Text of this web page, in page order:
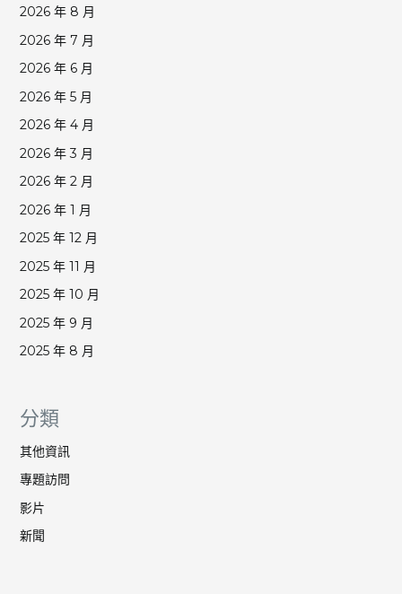
2026 年 8 月
2026 年 7 月
2026 年 6 月
2026 年 5 月
2026 年 4 月
2026 年 3 月
2026 年 2 月
2026 年 1 月
2025 年 12 月
2025 年 11 月
2025 年 10 月
2025 年 9 月
2025 年 8 月
分類
其他資訊
專題訪問
影片
新聞